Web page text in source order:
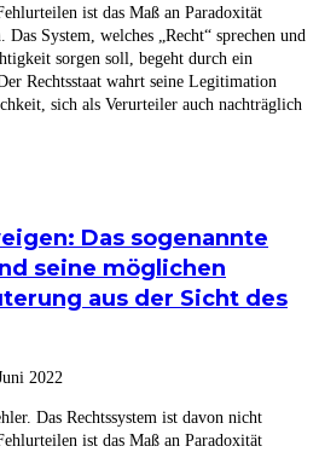
ist das Maß an Paradoxität
System, welches „Recht“ sprechen und
sorgen soll, begeht durch ein
Rechtsstaat wahrt seine Legitimation
sich als Verurteiler auch nachträglich
Das sogenannte
seine möglichen
aus der Sicht des
2022
Das Rechtssystem ist davon nicht
ist das Maß an Paradoxität